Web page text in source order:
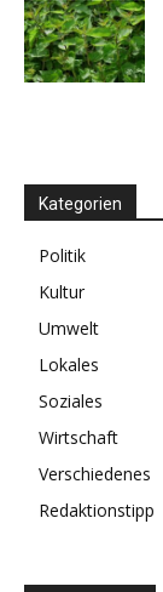
Kategorien
Politik
Kultur
Umwelt
Lokales
Soziales
Wirtschaft
Verschiedenes
Redaktionstipp